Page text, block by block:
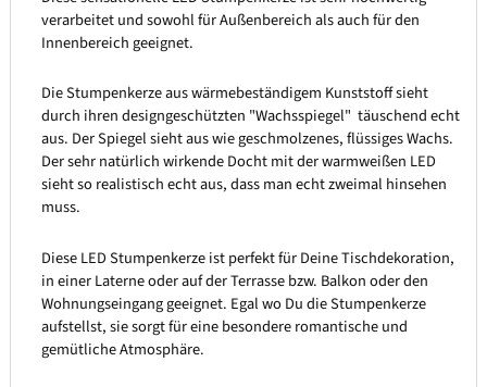
verarbeitet und sowohl für Außenbereich als auch für den
Innenbereich geeignet.
Die Stumpenkerze aus wärmebeständigem Kunststoff sieht
durch ihren designgeschützten "Wachsspiegel" täuschend echt
aus. Der Spiegel sieht aus wie geschmolzenes, flüssiges Wachs.
Der sehr natürlich wirkende Docht mit der warmweißen LED
sieht so realistisch echt aus, dass man echt zweimal hinsehen
muss.
Diese LED Stumpenkerze ist perfekt für Deine Tischdekoration,
in einer Laterne oder auf der Terrasse bzw. Balkon oder den
Wohnungseingang geeignet. Egal wo Du die Stumpenkerze
aufstellst, sie sorgt für eine besondere romantische und
gemütliche Atmosphäre.